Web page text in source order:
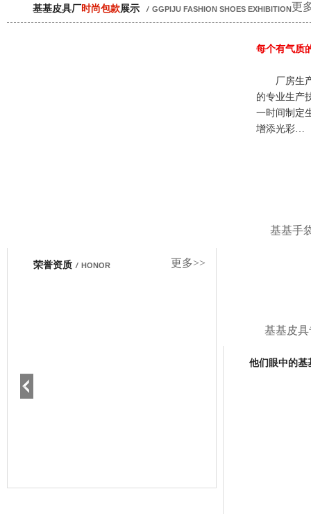
更
基基皮具厂时尚包款展示 / GGPIJU FASHION SHOES EXHIBITION
每个有气质
厂房生
的专业生产
一时间制定
增添光彩…
基基手
基基皮
更多>>
荣誉资质 / HONOR
他们眼中的基